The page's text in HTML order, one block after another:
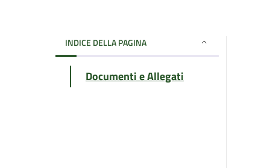
INDICE DELLA PAGINA
Documenti e Allegati